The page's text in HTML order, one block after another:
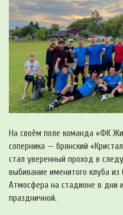
На своём поле команда «ФК
соперника — брянский
стал уверенный проход в
выбивание именитого клуба из
Атмосфера на стадионе в дни
праздничной.